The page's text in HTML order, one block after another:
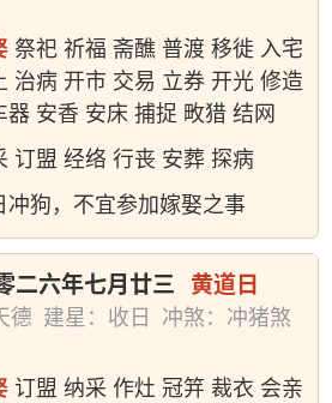
祭祀 祈福 斋醮 普渡 移徙 入宅
治病 开市 交易 立券 开光 修造
器 安香 安床 捕捉 畋猎 结网
订盟 经络 行丧 安葬 探病
冲狗，不宜参加嫁娶之事
二六年七月廿三 黄道日
德 建星：收日
冲煞：冲猪煞
订盟 纳采 作灶 冠笄 裁衣 会亲